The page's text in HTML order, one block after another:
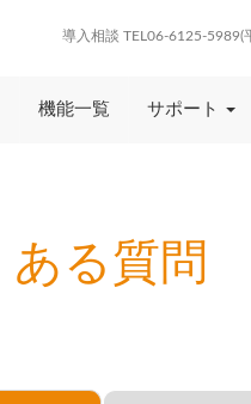
導入相談 TEL06-6125-5989(
機能一覧 サポート
ある質問